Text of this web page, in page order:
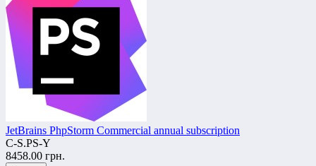
JetBrains PhpStorm Commercial annual subscription
C-S.PS-Y
8458.00 грн.